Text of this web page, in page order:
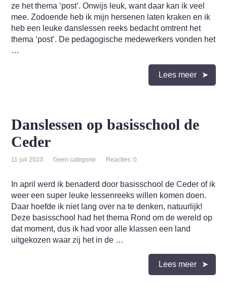
ze het thema ‘post’. Onwijs leuk, want daar kan ik veel
mee. Zodoende heb ik mijn hersenen laten kraken en ik
heb een leuke danslessen reeks bedacht omtrent het
thema ‘post’. De pedagogische medewerkers vonden het
…
Lees meer
Danslessen op basisschool de
Ceder
11 juli 2023 Geen categorie Reacties: 0
In april werd ik benaderd door basisschool de Ceder of ik
weer een super leuke lessenreeks willen komen doen.
Daar hoefde ik niet lang over na te denken, natuurlijk!
Deze basisschool had het thema Rond om de wereld op
dat moment, dus ik had voor alle klassen een land
uitgekozen waar zij het in de …
Lees meer